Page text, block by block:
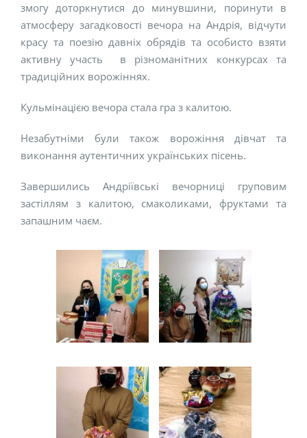
змогу доторкнутися до минувшини, поринути в
атмосферу загадковості вечора на Андрія, відчути
красу та поезію давніх обрядів та особисто взяти
активну участь в різноманітних конкурсах та
традиційних ворожіннях.
Кульмінацією вечора стала гра з калитою.
Незабутніми були також ворожіння дівчат та
виконання аутентичних українських пісень.
Завершились Андріївські вечорниці груповим
застіллям з калитою, смаколиками, фруктами та
запашним чаєм.